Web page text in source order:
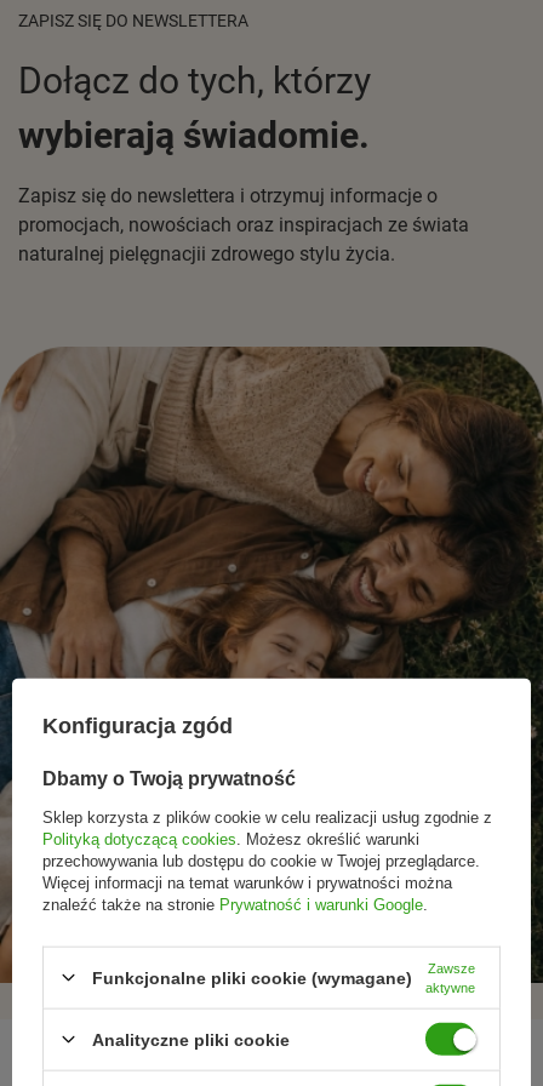
ZAPISZ SIĘ DO NEWSLETTERA
Dołącz do tych, którzy
wybierają świadomie.
Zapisz się do newslettera i otrzymuj informacje o
promocjach, nowościach oraz inspiracjach ze świata
naturalnej pielęgnacjii zdrowego stylu życia.
Promocje tylko dla
subskrybentów
Nowości przed
premierą
Rezygnacja w każdej
chwili
REGULAMINY
Konfiguracja zgód
Dbamy o Twoją prywatność
Sklep korzysta z plików cookie w celu realizacji usług zgodnie z
Polityką dotyczącą cookies . Możesz określić warunki
przechowywania lub dostępu do cookie w Twojej przeglądarce.
Więcej informacji na temat warunków i prywatności można
znaleźć także na stronie Prywatność i warunki Google
Funkcjonalne pliki cookie (wymagane)
Zawsze
aktywne
Analityczne pliki cookie